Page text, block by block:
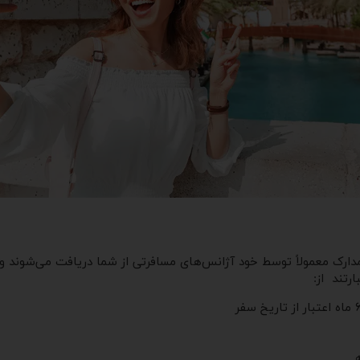
مدارک معمولاً توسط خود آژانس‌های مسافرتی از شما دریافت